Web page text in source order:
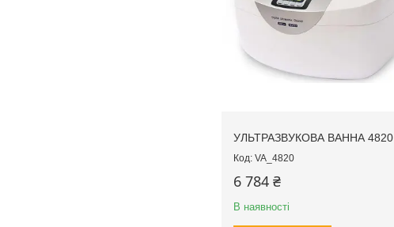
УЛЬТРАЗВУКОВА ВАННА 4820
VA_4820
6 784 ₴
В наявності